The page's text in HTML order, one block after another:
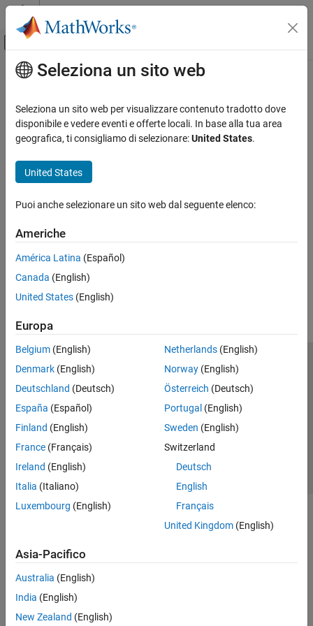
Vai al contenuto
Attiva/disattiva menu di navigazione
Pagina iniziale della documentazione
Contenuto principale
Seleziona un sito web
Seleziona un sito web per visualizzare contenuto tradotto dove
disponibile e vedere eventi e offerte locali. In base alla tua area
geografica, ti consigliamo di selezionare:United States.
United States
Puoi anche selezionare un sito web dal seguente elenco:
Americhe
América Latina (Español)
Canada (English)
United States (English)
Europa
Belgium (English)
Denmark (English)
Deutschland (Deutsch)
España (Español)
Finland (English)
France (Français)
Ireland (English)
Italia (Italiano)
Luxembourg (English)
Netherlands(English)
Norway(English)
Österreich (Deutsch)
Portugal (English)
Sweden (English)
Switzerland
Deutsch
English
Français
United Kingdom(English)
Asia-Pacifico
Australia (English)
India (English)
New Zealand (English)
Centro di fiducia
Informativa sulla privacy
Antipirateria
Stato dell'applicazione
Contatti
© 1994-2026 The MathWorks, Inc.